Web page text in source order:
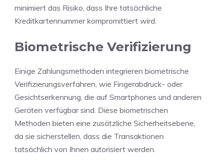
minimiert das Risiko, dass Ihre tatsächliche
Kreditkartennummer kompromittiert wird.
Biometrische Verifizierung
Einige Zahlungsmethoden integrieren biometrische
Verifizierungsverfahren, wie Fingerabdruck- oder
Gesichtserkennung, die auf Smartphones und anderen
Geräten verfügbar sind. Diese biometrischen
Methoden bieten eine zusätzliche Sicherheitsebene,
da sie sicherstellen, dass die Transaktionen
tatsächlich von Ihnen autorisiert werden.